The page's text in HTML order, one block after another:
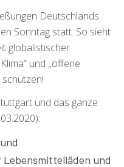
Deutschlands
Sonntag statt. So sieht
globalistischer
und „offene
und das ganze
und